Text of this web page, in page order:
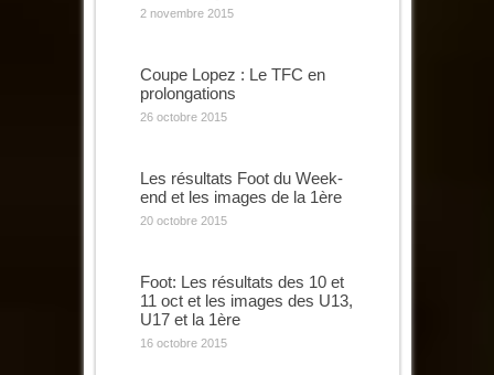
2 novembre 2015
Coupe Lopez : Le TFC en
prolongations
26 octobre 2015
Les résultats Foot du Week-
end et les images de la 1ère
20 octobre 2015
Foot: Les résultats des 10 et
11 oct et les images des U13,
U17 et la 1ère
16 octobre 2015